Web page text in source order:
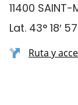
11400 SAINT-
Lat. 43° 18′
Ruta y